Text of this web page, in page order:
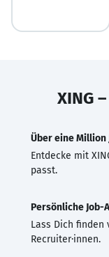
XING
Über eine Million
Entdecke mit
passt.
Persönliche Job-
Lass Dich finden
Recruiter·innen.